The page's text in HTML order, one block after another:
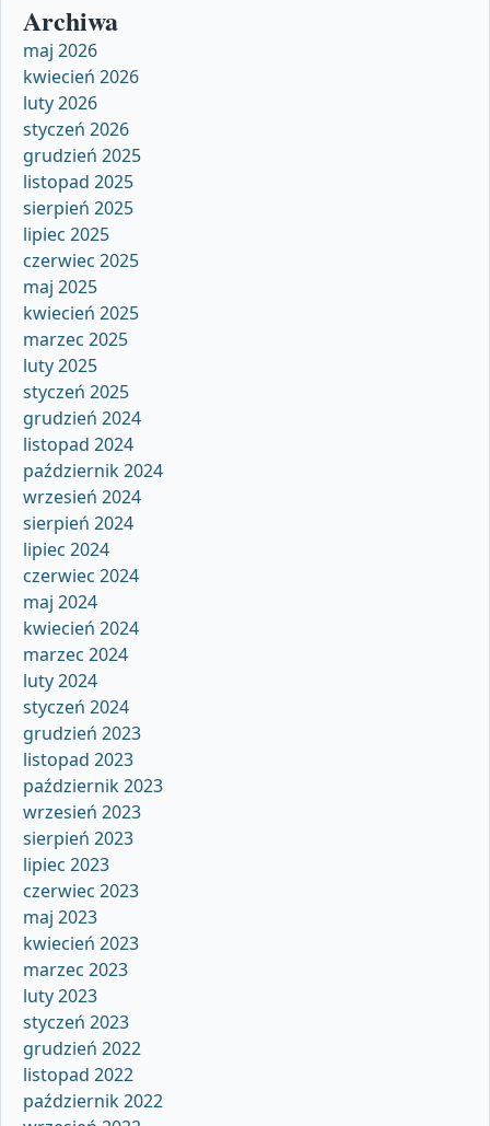
Archiwa
maj 2026
kwiecień 2026
luty 2026
styczeń 2026
grudzień 2025
listopad 2025
sierpień 2025
lipiec 2025
czerwiec 2025
maj 2025
kwiecień 2025
marzec 2025
luty 2025
styczeń 2025
grudzień 2024
listopad 2024
październik 2024
wrzesień 2024
sierpień 2024
lipiec 2024
czerwiec 2024
maj 2024
kwiecień 2024
marzec 2024
luty 2024
styczeń 2024
grudzień 2023
listopad 2023
październik 2023
wrzesień 2023
sierpień 2023
lipiec 2023
czerwiec 2023
maj 2023
kwiecień 2023
marzec 2023
luty 2023
styczeń 2023
grudzień 2022
listopad 2022
październik 2022